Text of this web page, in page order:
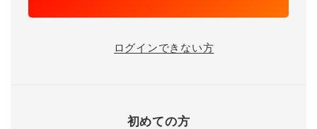
ログインできない方
初めての方